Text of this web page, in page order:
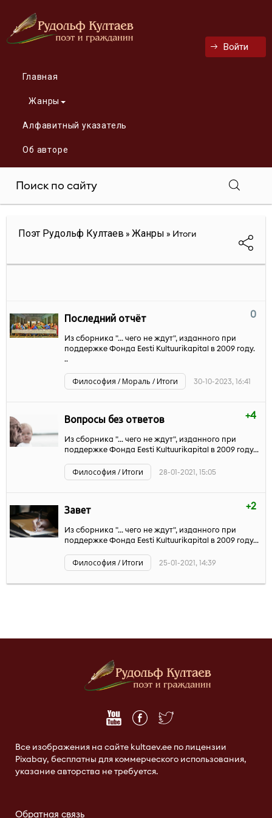
Войти
Главная
Жанры
Алфавитный указатель
Об авторе
Поэт Рудольф Култаев »Жанры » Итоги
0
Последний отчёт
Из сборника "... чего не ждут", изданного при
поддержке Фонда Eesti Kultuurikapital в 2009 году.
..
Философия / Мораль / Итоги 30-10-2023, 16:41
+4
Вопросы без ответов
Из сборника "... чего не ждут", изданного при
поддержке Фонда Eesti Kultuurikapital в 2009 году...
Философия / Итоги 28-01-2021, 15:05
+2
Завет
Из сборника "... чего не ждут", изданного при
поддержке Фонда Eesti Kultuurikapital в 2009 году...
Философия / Итоги 25-01-2021, 14:39
Все изображения на сайте kultaev.ee по лицензии
Pixabay, бесплатны для коммерческого использования,
указание авторства не требуется.
Обратная связь